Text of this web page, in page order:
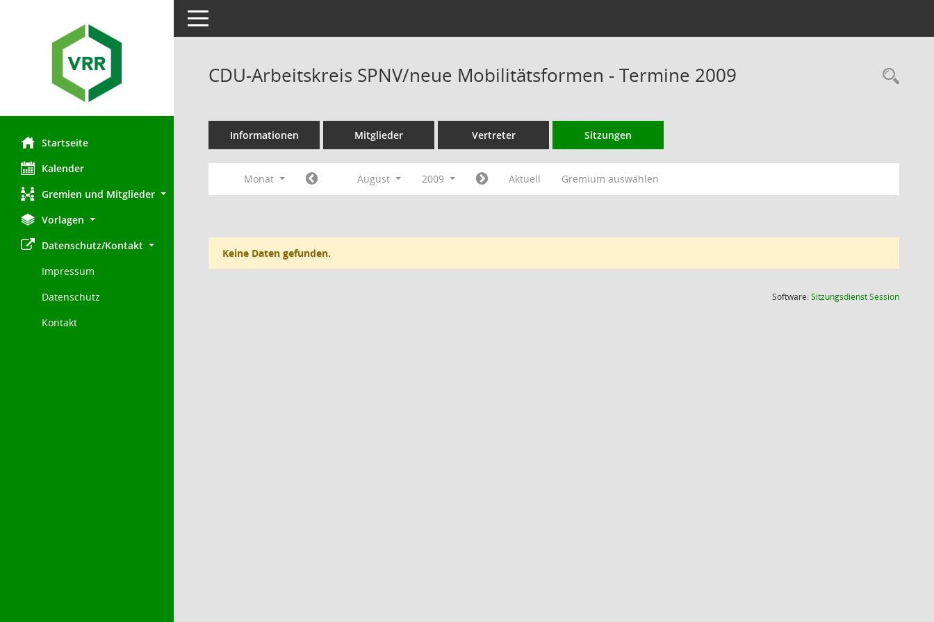
Startseite
Kalender
Gremien und Mitglieder
Vorlagen
Datenschutz/Kontakt
Impressum
Datenschutz
Kontakt
Toggle navigation
CDU-Arbeitskreis SPNV/neue Mobilitätsformen - Termine 2009
Informationen Mitglieder Vertreter Sitzungen
Monat August 2009 Aktuell Gremium auswählen
Keine Daten gefunden.
Software:SitzungsdienstSession(Wird in